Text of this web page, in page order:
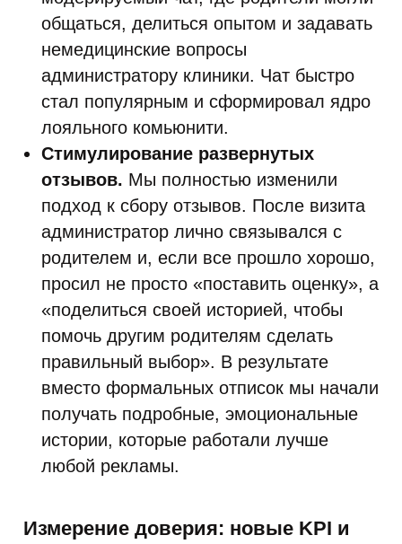
общаться, делиться опытом и задавать
немедицинские вопросы
администратору клиники. Чат быстро
стал популярным и сформировал ядро
лояльного комьюнити.
Стимулирование развернутых
отзывов. Мы полностью изменили
подход к сбору отзывов. После визита
администратор лично связывался с
родителем и, если все прошло хорошо,
просил не просто «поставить оценку», а
«поделиться своей историей, чтобы
помочь другим родителям сделать
правильный выбор». В результате
вместо формальных отписок мы начали
получать подробные, эмоциональные
истории, которые работали лучше
любой рекламы.
Измерение доверия: новые KPI и